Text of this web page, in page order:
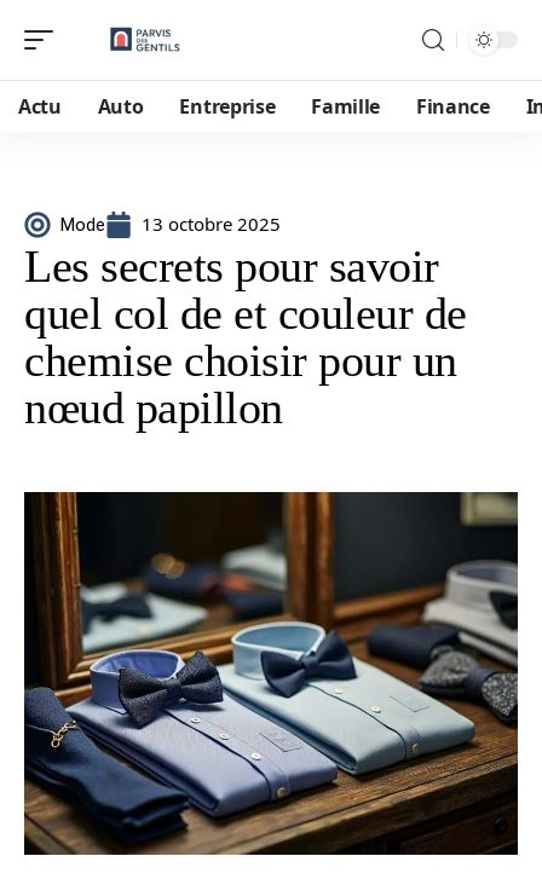
Actu Auto Entreprise Famille Finance
Mode 13 octobre 2025
Les secrets pour savoir
quel col de et couleur de
chemise choisir pour un
nœud papillon